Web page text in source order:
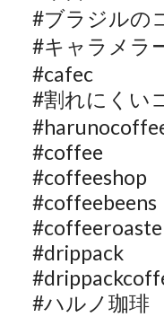
#ブラジルの
#キャラメラ
#cafec
#割れにくい
#coffee
#coffeeshop
#coffeebeens
#drippack
#ハルノ珈琲